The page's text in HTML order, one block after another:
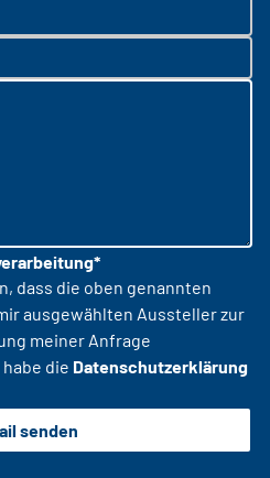
dass die oben genannten
ausgewählten Aussteller zur
meiner Anfrage
die Datenschutzerklärung
senden